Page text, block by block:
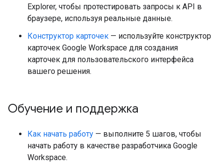
Explorer, чтобы протестировать запросы к API в
браузере, используя реальные данные.
Конструктор карточек — используйте конструктор
карточек Google Workspace для создания
карточек для пользовательского интерфейса
вашего решения.
Обучение и поддержка
Как начать работу — выполните 5 шагов, чтобы
начать работу в качестве разработчика Google
Workspace.